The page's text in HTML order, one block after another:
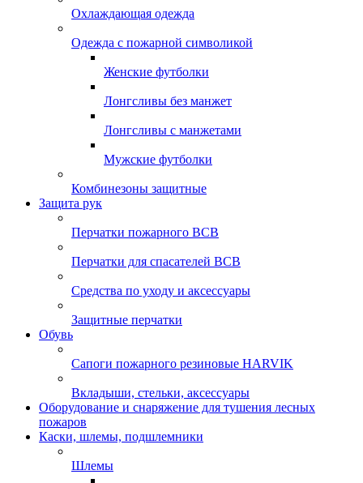
Охлаждающая одежда
Одежда с пожарной символикой
Женские футболки
Лонгсливы без манжет
Лонгсливы с манжетами
Мужские футболки
Комбинезоны защитные
Защита рук
Перчатки пожарного ВСВ
Перчатки для спасателей ВСВ
Средства по уходу и аксессуары
Защитные перчатки
Обувь
Сапоги пожарного резиновые HARVIK
Вкладыши, стельки, аксессуары
Оборудование и снаряжение для тушения лесных
пожаров
Каски, шлемы, подшлемники
Шлемы